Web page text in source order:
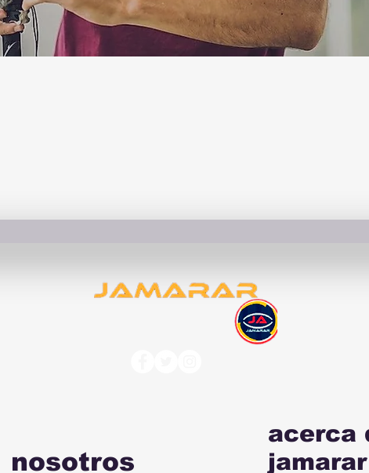
acerca
jamarar
nosotros